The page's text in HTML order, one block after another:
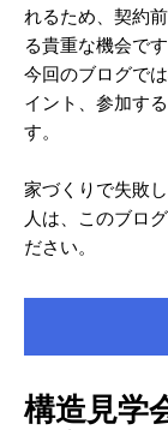
れるため、契約
る貴重な機会です
今回のブログで
イント、参加す
す。
家づくりで失敗
人は、このブロ
ださい。
構造見学